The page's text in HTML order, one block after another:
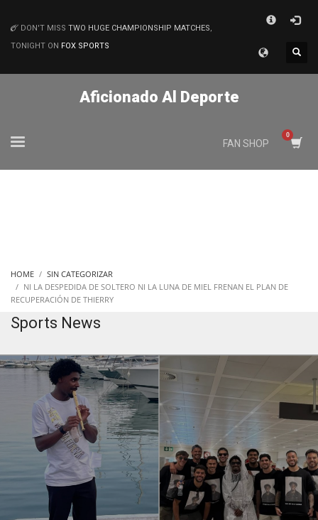
MATCHES
DON'T MISS TWO HUGE CHAMPIONSHIP MATCHES,
TONIGHT ON FOX SPORTS
Aficionado Al Deporte
FAN SHOP
HOME
SIN CATEGORIZAR
NI LA DESPEDIDA DE SOLTERO NI LA LUNA DE MIEL FRENAN EL PLAN DE
RECUPERACIÓN DE THIERRY
Sports News